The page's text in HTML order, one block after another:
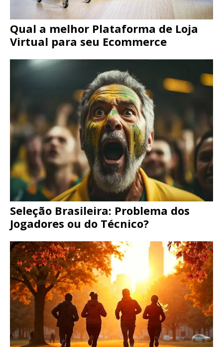
Qual a melhor Plataforma de Loja
Virtual para seu Ecommerce
Seleção Brasileira: Problema dos
Jogadores ou do Técnico?